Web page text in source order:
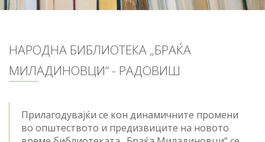
НАРОДНА БИБЛИОТЕКА „БРАЌА
МИЛАДИНОВЦИ“ - РАДОВИШ
Прилагодувајќи се кон динамичните промени
во општеството и предизвиците на новото